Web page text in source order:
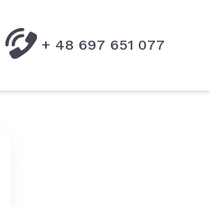
+ 48 697 651 077